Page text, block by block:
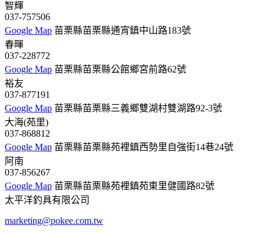
智輝
037-757506
Google Map 苗栗縣苗栗縣通宵鎮中山路183號
春暉
037-228772
Google Map 苗栗縣苗栗縣公館鄉宮前路62號
裕友
037-877191
Google Map 苗栗縣苗栗縣三義鄉雙湖村雙湖路92-3號
大海(苑里)
037-868812
Google Map 苗栗縣苗栗縣苑裡鎮西勢里自強街14巷24號
阿南
037-856267
Google Map 苗栗縣苗栗縣苑裡鎮苑東里健國路82號
太平洋釣具有限公司
marketing@pokee.com.tw